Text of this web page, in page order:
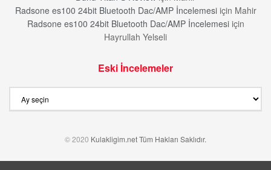
Radsone es100 24bit Bluetooth Dac/AMP İncelemesiiçin Mahir
Radsone es100 24bit Bluetooth Dac/AMP İncelemesiiçin
Hayrullah Yelseli
Eski İncelemeler
İncelemeler
© 2020 Kulakligim.net Tüm Hakları Saklıdır.